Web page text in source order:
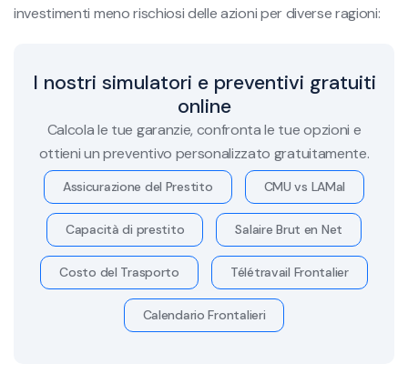
investimenti meno rischiosi delle azioni per diverse ragioni:
I nostri simulatori e preventivi gratuiti
online
Calcola le tue garanzie, confronta le tue opzioni e
ottieni un preventivo personalizzato gratuitamente.
Assicurazione del Prestito CMU vs LAMal
Capacità di prestito Salaire Brut en Net
Costo del Trasporto Télétravail Frontalier
Calendario Frontalieri